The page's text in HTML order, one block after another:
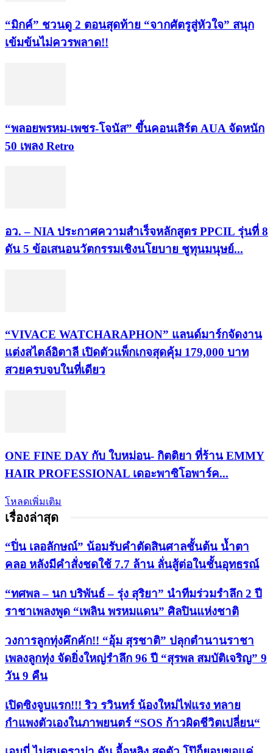
“มิกค์” ชวนดู 2 ตอนสุดท้าย “จากศัตรูสู่หัวใจ” สนุก
เข้มข้นไม่ควรพลาด!!
“พลอยพรหม-เพชร-โจนัส” ขึ้นคอนเสิร์ต AUA จัดหนัก
50 เพลง Retro
อว. – NIA ประกาศความสำเร็จหลักสูตร PPCIL รุ่นที่ 8
ดัน 5 ข้อเสนอนวัตกรรมเชิงนโยบาย ชูทุนมนุษย์...
“VIVACE WATCHARAPHON” แลนด์มาร์กจัดงาน
แต่งสไตล์อิตาลี เปิดตัวแพ็กเกจสุดคุ้ม 179,000 บาท
สวยครบจบในที่เดียว
ONE FINE DAY กับ ใบหม่อน- กิตติยา ที่ร้าน EMMY
HAIR PROFESSIONAL เดอะพาซิโอพาร์ค...
โหลดเพิ่มเติม
เรื่องล่าสุด
“ปิ่น เลอลักษณ์” น้อมรับคำตัดสินศาลชั้นต้น น้ำตา
คลอ หลังมีคำสั่งชดใช้ 7.7 ล้าน ลั่นสู้ต่อในชั้นอุทธรณ์
“ทศพล – นก บริพันธ์ – รุ่ง สุริยา” นำทีมร่วมรำลึก 2 ปี
ราชาเพลงพูด “เพลิน พรหมแดน” ศิลปินแห่งชาติ
วงการลูกทุ่งคึกคัก!! “อุ้ม สุรชาติ” ปลุกตำนานราชา
เพลงลูกทุ่ง จัดยิ่งใหญ่รำลึก 96 ปี “สุรพล สมบัติเจริญ” 9
วัน 9 คืน
เปิดซิงจูบแรก!!! ริว รวินทร์ น้องใหม่ไฟแรง ทลาย
กำแพงตัวเองในภาพยนตร์ “SOS ก้าวผิดชีวิตเปลี่ยน“